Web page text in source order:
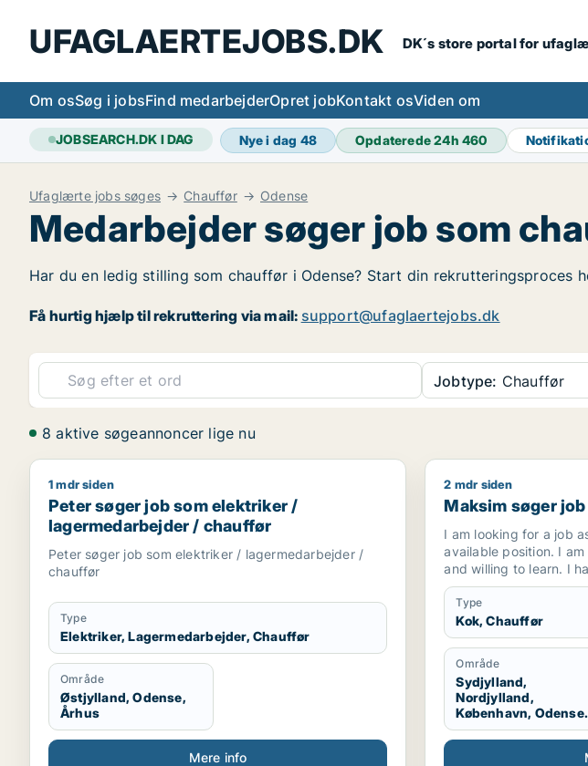
UFAGLAERTEJOBS.DK DK´s store portal for
Om osSøg i jobsFind medarbejderOpret jobKontakt osViden om
JOBSEARCH.DK I DAG Nye i dag 48 Opdaterede 24h460
Ufaglærte jobs søges Chauffør Odense
Medarbejder søger job som
Har du en ledig stilling som chauffør i Odense? Start din
Få hurtig hjælp til rekruttering via mail: support@ufaglaertejobs.dk
Jobtype: Chauffør
8 aktive søgeannoncer lige nu
Peter søger job som elektriker / lagermedarbejder / chauffør
1 mdr siden
Peter søger job som elektriker /
lagermedarbejder / chauffør
Peter søger job som elektriker / lagermedarbejder /
chauffør
Type
Elektriker, Lagermedarbejder, Chauffør
Område
Østjylland, Odense,
Århus
Mere info
Maksim søger job
2 mdr siden
Maksim søger
I am looking for a job
available position. I
and willing to learn. I
making and
work opportunity.
Type
Kok, Chauffør
Område
Sydjylland,
Nordjylland,
København, Odense,
Aalborg, Hele
Danmark,